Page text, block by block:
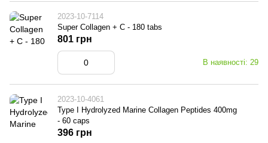
2023-10-7114
Super Collagen + C - 180 tabs
В наявності: 29
801 грн
2023-10-4061
Type I Hydrolyzed Marine Collagen Peptides 400mg
- 60 caps
396 грн